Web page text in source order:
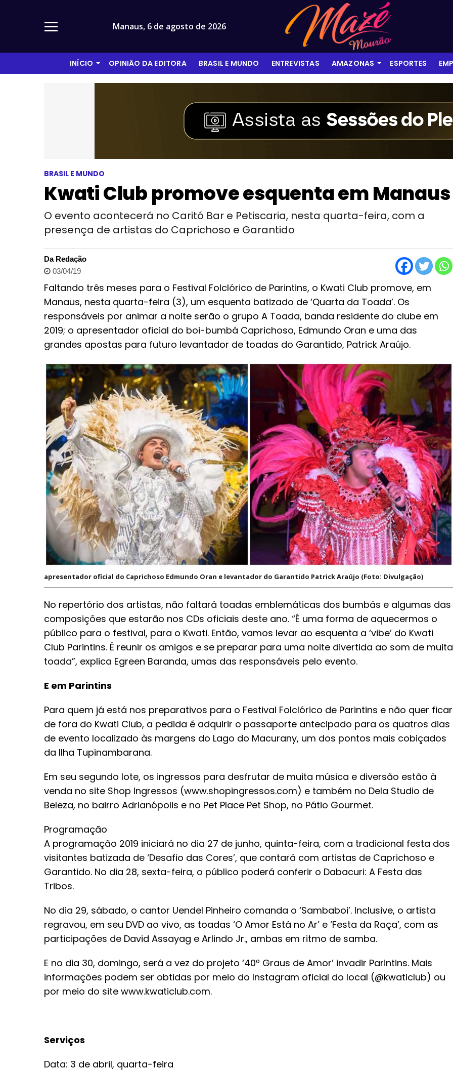
Manaus, 6 de agosto de 2026
INÍCIO OPINIÃO DA EDITORA BRASIL E MUNDO ENTREVISTAS AMAZONAS ESPORTES
BRASIL E MUNDO
Kwati Club promove esquenta em Manaus
O evento acontecerá no Caritó Bar e Petiscaria, nesta quarta-feira, com a
presença de artistas do Caprichoso e Garantido
Da Redação
03/04/19
Faltando três meses para o Festival Folclórico de Parintins, o Kwati Club promove, em
Manaus, nesta quarta-feira (3), um esquenta batizado de ‘Quarta da Toada’. Os
responsáveis por animar a noite serão o grupo A Toada, banda residente do clube em
2019; o apresentador oficial do boi-bumbá Caprichoso, Edmundo Oran e uma das
grandes apostas para futuro levantador de toadas do Garantido, Patrick Araújo.
apresentador oficial do Caprichoso Edmundo Oran e levantador do Garantido Patrick Araújo (Foto: Divulgação)
No repertório dos artistas, não faltará toadas emblemáticas dos bumbás e algumas das
composições que estarão nos CDs oficiais deste ano. “É uma forma de aquecermos o
público para o festival, para o Kwati. Então, vamos levar ao esquenta a ‘vibe’ do Kwati
Club Parintins. É reunir os amigos e se preparar para uma noite divertida ao som de muita
toada”, explica Egreen Baranda, umas das responsáveis pelo evento.
E em Parintins
Para quem já está nos preparativos para o Festival Folclórico de Parintins e não quer ficar
de fora do Kwati Club, a pedida é adquirir o passaporte antecipado para os quatros dias
de evento localizado às margens do Lago do Macurany, um dos pontos mais cobiçados
da Ilha Tupinambarana.
Em seu segundo lote, os ingressos para desfrutar de muita música e diversão estão à
venda no site Shop Ingressos (www.shopingressos.com) e também no Dela Studio de
Beleza, no bairro Adrianópolis e no Pet Place Pet Shop, no Pátio Gourmet.
Programação
A programação 2019 iniciará no dia 27 de junho, quinta-feira, com a tradicional festa dos
visitantes batizada de ‘Desafio das Cores’, que contará com artistas de Caprichoso e
Garantido. No dia 28, sexta-feira, o público poderá conferir o Dabacuri: A Festa das
Tribos.
No dia 29, sábado, o cantor Uendel Pinheiro comanda o ‘Sambaboi’. Inclusive, o artista
regravou, em seu DVD ao vivo, as toadas ‘O Amor Está no Ar’ e ‘Festa da Raça’, com as
participações de David Assayag e Arlindo Jr., ambas em ritmo de samba.
E no dia 30, domingo, será a vez do projeto ‘40º Graus de Amor’ invadir Parintins. Mais
informações podem ser obtidas por meio do Instagram oficial do local (@kwaticlub) ou
por meio do site www.kwaticlub.com.
Serviços
Data: 3 de abril, quarta-feira